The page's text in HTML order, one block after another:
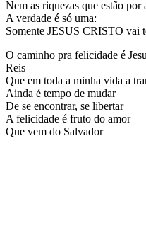
Nem as riquezas que estão por
A verdade é só uma:
Somente JESUS CRISTO vai
O caminho pra felicidade é
Reis
Que em toda a minha vida a
Ainda é tempo de mudar
De se encontrar, se libertar
A felicidade é fruto do amor
Que vem do Salvador